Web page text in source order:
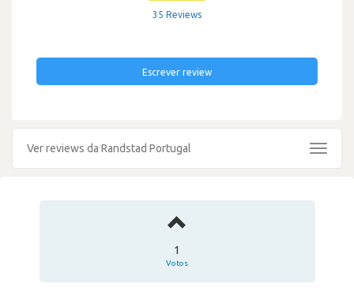
35 Reviews
Escrever review
Ver reviews da Randstad Portugal
Toggle
1
Votos